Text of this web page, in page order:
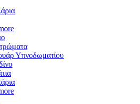
Υπνοδωματίου